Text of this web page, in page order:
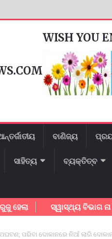
WISH YOU
ବାଣିଜ୍ୟ
ସାହିତ୍ୟ ବ୍ୟକ୍ତିତ୍ବ
ସ୍ୱାସ୍ଥ୍ୟ ବିଭାଗ ନା ପୋଲିସ୍
ପରିବା ଦୋକାନରେ ନିଆଁ ଲାଗି